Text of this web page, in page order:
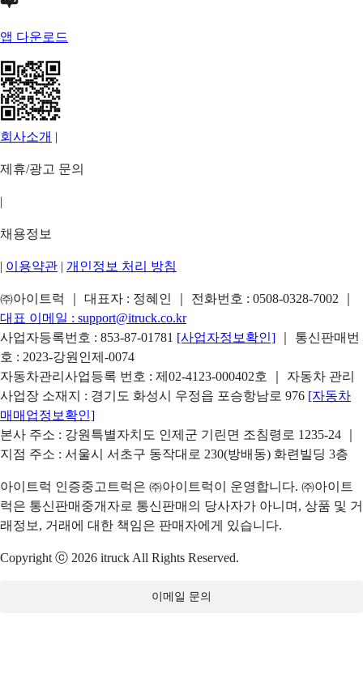
앱 다운로드
회사소개 |
제휴/광고 문의
|
채용정보
| 이용약관 | 개인정보 처리 방침
㈜아이트럭 ｜ 대표자 : 정혜인 ｜ 전화번호 : 0508-0328-7002
대표 이메일 : support@itruck.co.kr
사업자등록번호 : 853-87-01781 [사업자정보확인]
｜ 통신판매번
호 : 2023-강원인제-0074
자동차관리사업등록 번호 : 제02-4123-000402호 ｜ 자동차 관리
사업장 소재지 : 경기도 화성시 우정읍 포승항남로 976 [자동차
매매업정보확인]
본사 주소 : 강원특별자치도 인제군 기린면 조침령로 1235-24 ｜
지점 주소 : 서울시 서초구 동작대로 230(방배동) 화련빌딩 3층
아이트럭 인증중고트럭은 ㈜아이트럭이 운영합니다. ㈜아이트
럭은 통신판매중개자로 통신판매의 당사자가 아니며, 상품 및 거
래정보, 거래에 대한 책임은 판매자에게 있습니다.
Copyright ⓒ 2026 itruck All Rights Reserved.
이메일 문의